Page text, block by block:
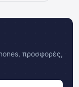
προσφορές,